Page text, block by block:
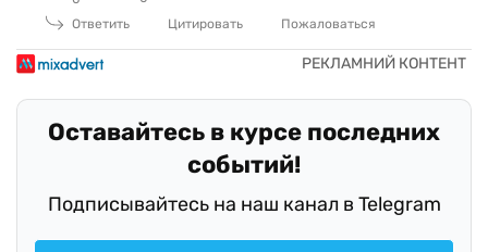
Ответить
Цитировать Пожаловаться
Оставайтесь в курсе последних
событий!
Подписывайтесь на наш канал в Telegram